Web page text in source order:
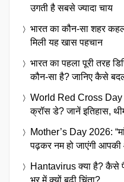
उगती है सबसे ज्यादा चाय
भारत का कौन-सा शहर
मिली यह खास पहचान
भारत का पहला पूरी तरह
कौन-सा है? जानिए कैसे
World Red Cross Day
क्रॉस डे? जानें इतिहास,
Mother’s Day 2026:
पढ़कर नम हो जाएंगी
Hantavirus क्या है? कैसे
भर में क्यों बढ़ी चिंता?